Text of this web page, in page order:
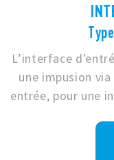
L’interface
une impusion
entrée, pour une